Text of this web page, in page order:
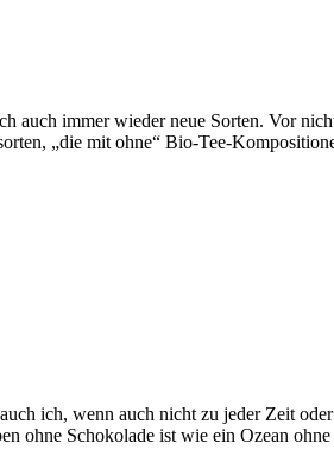
immer wieder neue Sorten. Vor
„die mit ohne“ Bio-Tee-
ich, wenn auch nicht zu jeder Zeit
ohne Schokolade ist wie ein Ozean